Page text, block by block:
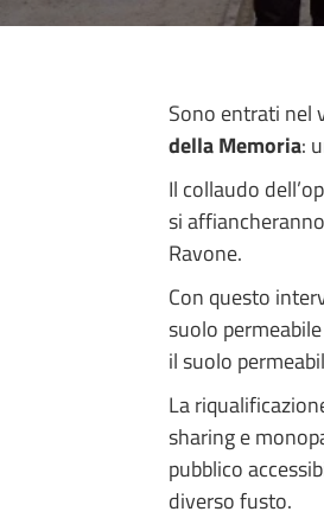
Sono entrati nel
della Memoria:
Il collaudo
si
Ravone.
Con questo
suolo
il suolo
La
sharing e
pubblico
diverso fusto.